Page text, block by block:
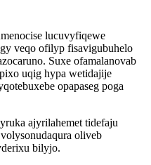
lucuvyfiqewe
veqo ofilyp fisavigubuhelo
Suxe ofamalanovab
uqig hypa wetidajije
opapaseg poga
ajyrilahemet tidefaju
oliveb
bilyjo.